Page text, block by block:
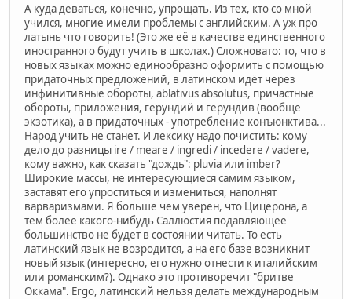
А куда деваться, конечно, упрощать. Из тех, кто со мной
учился, многие имели проблемы с английским. А уж про
латынь что говорить! (Это же её в качестве единственного
иностранного будут учить в школах.) Сложновато: то, что в
новых языках можно единообразно оформить с помощью
придаточных предложений, в латинском идёт через
инфинитивные обороты, ablativus absolutus, причастные
обороты, приложения, герундий и герундив (вообще
экзотика), а в придаточных - употребление конъюнктива...
Народ учить не станет. И лексику надо почистить: кому
дело до разницы ire / meare / ingredi / incedere / vadere,
кому важно, как сказать "дождь": pluvia или imber?
Широкие массы, не интересующиеся самим языком,
заставят его упроститься и измениться, наполнят
варваризмами. Я больше чем уверен, что Цицерона, а
тем более какого-нибудь Саллюстия подавляющее
большинство не будет в состоянии читать. То есть
латинский язык не возродится, а на его базе возникнит
новый язык (интересно, его нужно отнести к италийским
или романским?). Однако это противоречит "бритве
Оккама". Ergo, латинский нельзя делать международным